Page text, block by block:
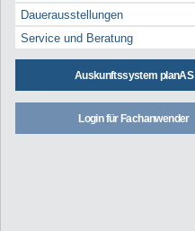
Dauerausstellungen
Service und Beratung
Auskunftssystem planAS
Login für Fachanwender